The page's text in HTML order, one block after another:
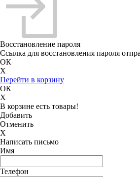
Восстановление пароля
Ссылка для восстановления пароля
ОК
X
Перейти в корзину
ОК
X
В корзине есть товары!
Добавить
Отменить
X
Написать письмо
Имя
Телефон